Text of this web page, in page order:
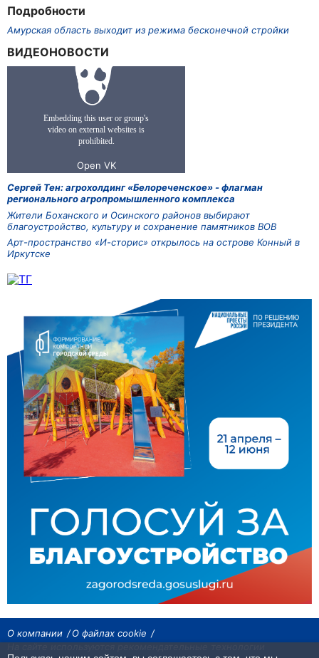
Подробности
Амурская область выходит из режима бесконечной стройки
ВИДЕОНОВОСТИ
Сергей Тен: агрохолдинг «Белореченское» - флагман
регионального агропромышленного комплекса
Жители Боханского и Осинского районов выбирают
благоустройство, культуру и сохранение памятников ВОВ
Арт-пространство «И-сторис» открылось на острове Конный в
Иркутске
О компании
О файлах cookie